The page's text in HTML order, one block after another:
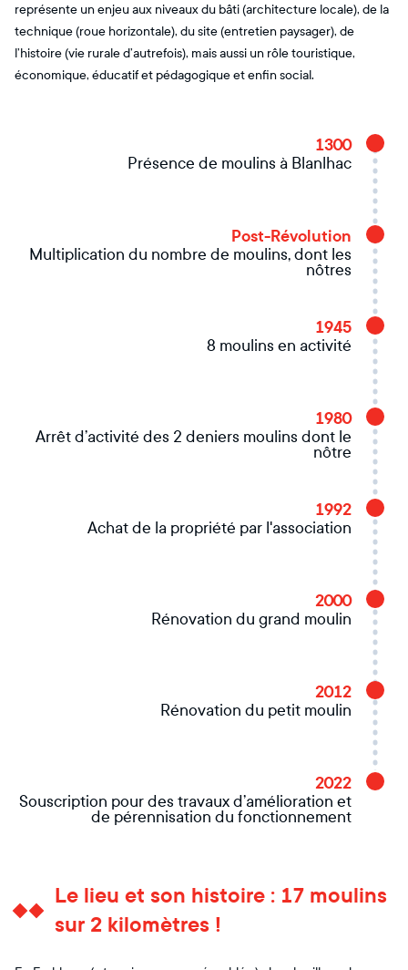
représente un enjeu aux niveaux du bâti (architecture locale), de la
technique (roue horizontale), du site (entretien paysager), de
l’histoire (vie rurale d’autrefois), mais aussi un rôle touristique,
économique, éducatif et pédagogique et enfin social.
1300
Présence de moulins à Blanlhac
Post-Révolution
Multiplication du nombre de moulins, dont les
nôtres
1945
8 moulins en activité
1980
Arrêt d’activité des 2 deniers moulins dont le
nôtre
1992
Achat de la propriété par l'association
2000
Rénovation du grand moulin
2012
Rénovation du petit moulin
2022
Souscription pour des travaux d’amélioration et
de pérennisation du fonctionnement
Le lieu et son histoire : 17 moulins
sur 2 kilomètres !